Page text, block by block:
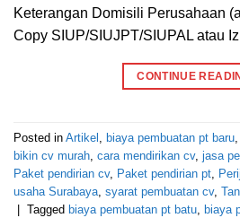
Keterangan Domisili Perusahaan
Copy SIUP/SIUJPT/SIUPAL atau
CONTINUE
Posted in Artikel biaya pembuatan pt baru
bikin cv murah cara mendirikan cv, jasa
Paket pendirian cv, Paket pendirian pt
usaha Surabaya syarat pembuatan cv,
| Tagged biaya pembuatan pt batu biaya